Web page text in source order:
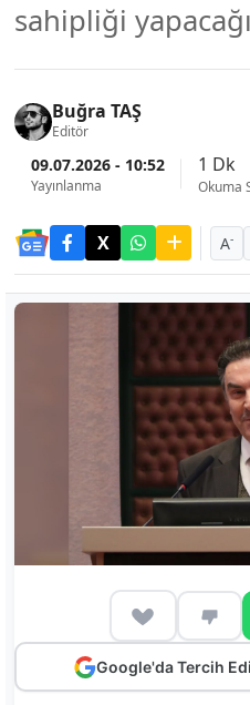
sahipliği
Buğra TAŞ
Editör
09.07.2026 - 10:52
Yayınlanma
1 Dk
Okuma
A-
Google'da Tercih